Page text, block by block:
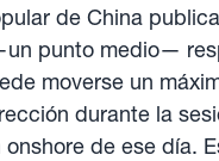
de China
punto medio—
moverse un
durante la
de ese día.